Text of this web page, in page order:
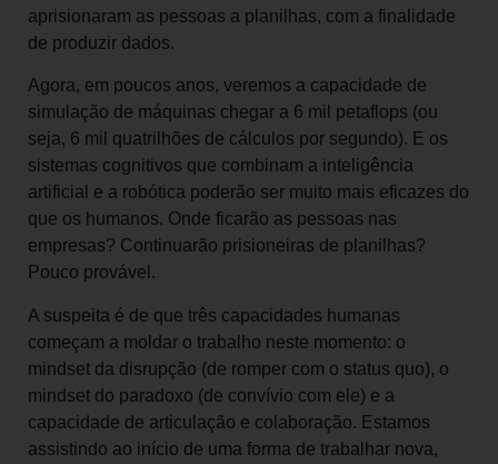
aprisionaram as pessoas a planilhas, com a finalidade
de produzir dados.
Agora, em poucos anos, veremos a capacidade de
simulação de máquinas chegar a 6 mil petaflops (ou
seja, 6 mil quatrilhões de cálculos por segundo). E os
sistemas cognitivos que combinam a inteligência
artificial e a robótica poderão ser muito mais eficazes do
que os humanos. Onde ficarão as pessoas nas
empresas? Continuarão prisioneiras de planilhas?
Pouco provável.
A suspeita é de que três capacidades humanas
começam a moldar o trabalho neste momento: o
mindset da disrupção (de romper com o status quo), o
mindset do paradoxo (de convívio com ele) e a
capacidade de articulação e colaboração. Estamos
assistindo ao início de uma forma de trabalhar nova,